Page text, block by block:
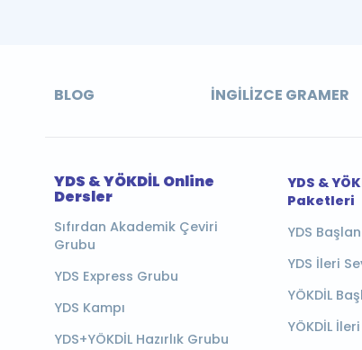
BLOG İNGILIZCE GRAMER
YDS & YÖKDİL Online
Dersler
Sıfırdan Akademik Çeviri
Grubu
YDS Express Grubu
YDS Kampı
YDS+YÖKDİL Hazırlık Grubu
YDS &
Paketleri
YDS
YDS İleri
YÖKDİL
YÖKDİL